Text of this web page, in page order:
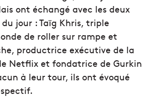
ont échangé avec les deux
jour : Taïg Khris, triple
de roller sur rampe et
productrice exécutive de la
Netflix et fondatrice de Gurkin
à leur tour, ils ont évoqué